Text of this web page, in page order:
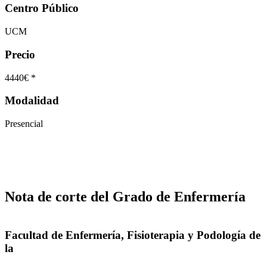
Centro Público
UCM
Precio
4440€ *
Modalidad
Presencial
Nota de corte del Grado de Enfermería
Facultad de Enfermería, Fisioterapia y Podología de
la